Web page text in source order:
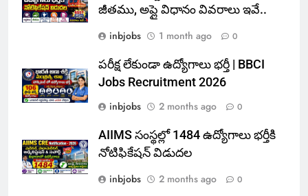
జీతము, అప్లై విధానం వివరాలు ఇవే..
inbjobs
1 month ago 0
పరీక్ష లేకుండా ఉద్యోగాలు భర్తీ | BBCI
Jobs Recruitment 2026
inbjobs
2 months ago 0
AIIMS సంస్థల్లో 1484 ఉద్యోగాలు భర్తీకి
నోటిఫికేషన్ విడుదల
inbjobs
2 months ago 0